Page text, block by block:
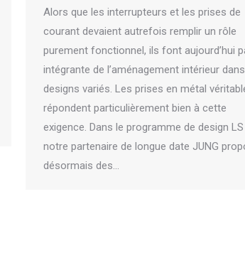
Alors que les interrupteurs et les prises de
courant devaient autrefois remplir un rôle
purement fonctionnel, ils font aujourd’hui
intégrante de l’aménagement intérieur
designs variés. Les prises en métal
répondent particulièrement bien à cette
exigence. Dans le programme de design LS
notre partenaire de longue date JUNG
désormais des…